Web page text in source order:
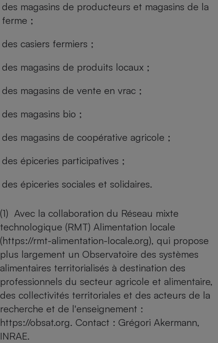
des magasins de producteurs et magasins de la
ferme ;
des casiers fermiers ;
des magasins de produits locaux ;
des magasins de vente en vrac ;
des magasins bio ;
des magasins de coopérative agricole ;
des épiceries participatives ;
des épiceries sociales et solidaires.
(1) Avec la collaboration du Réseau mixte
technologique (RMT) Alimentation locale
(https://rmt-alimentation-locale.org), qui propose
plus largement un Observatoire des systèmes
alimentaires territorialisés à destination des
professionnels du secteur agricole et alimentaire,
des collectivités territoriales et des acteurs de la
recherche et de l'enseignement :
https://obsat.org. Contact : Grégori Akermann,
INRAE.